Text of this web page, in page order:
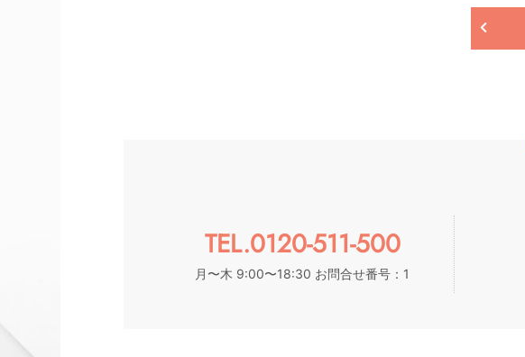
TEL.0120-511-500
月〜木 9:00〜18:30 お問合せ番号：1